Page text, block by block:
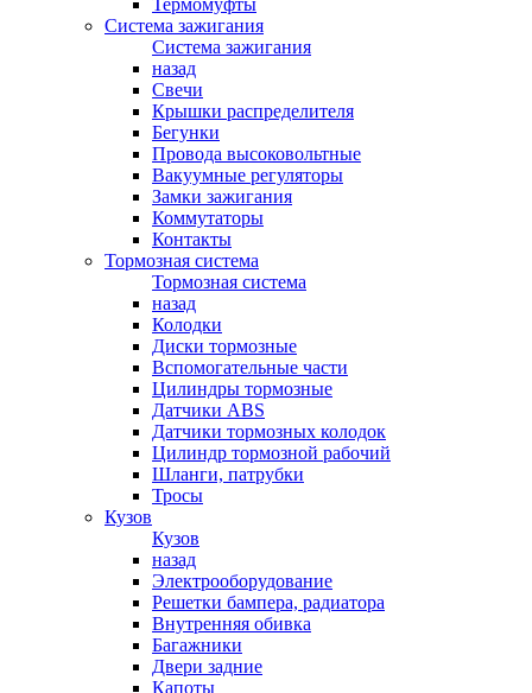
Термомуфты
Система зажигания
Система зажигания
назад
Свечи
Крышки распределителя
Бегунки
Провода высоковольтные
Вакуумные регуляторы
Замки зажигания
Коммутаторы
Контакты
Тормозная система
Тормозная система
назад
Колодки
Диски тормозные
Вспомогательные части
Цилиндры тормозные
Датчики ABS
Датчики тормозных колодок
Цилиндр тормозной рабочий
Шланги, патрубки
Тросы
Кузов
Кузов
назад
Электрооборудование
Решетки бампера, радиатора
Внутренняя обивка
Багажники
Двери задние
Капоты